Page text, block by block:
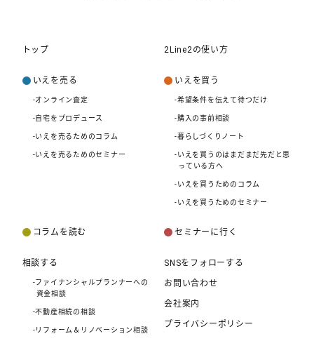
トップ 2Line2の使い方
いえを売る
-オンライン査定
-自宅をプロデュース
-いえを売るためのコラム
-いえを売るためのセミナー
いえを買う
-希望条件を伝えて待つだけ
-購入の事前相談
-暮らしづくりノート
-いえを買うのはまだまだ先だと思
っている方へ
-いえを買うためのコラム
-いえを買うためのセミナー
コラムを読む セミナーに行く
相談する
-ファイナンシャルプランナーへの
資金相談
-不動産相続の相談
-リフォーム＆リノベーション相談
SNSをフォローする
お問い合わせ
会社案内
プライバシーポリシー